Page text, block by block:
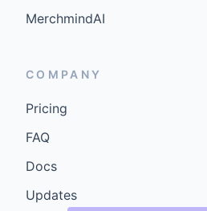
Updates
© 2026
Built for storefronts that want
conversions.
Blogs